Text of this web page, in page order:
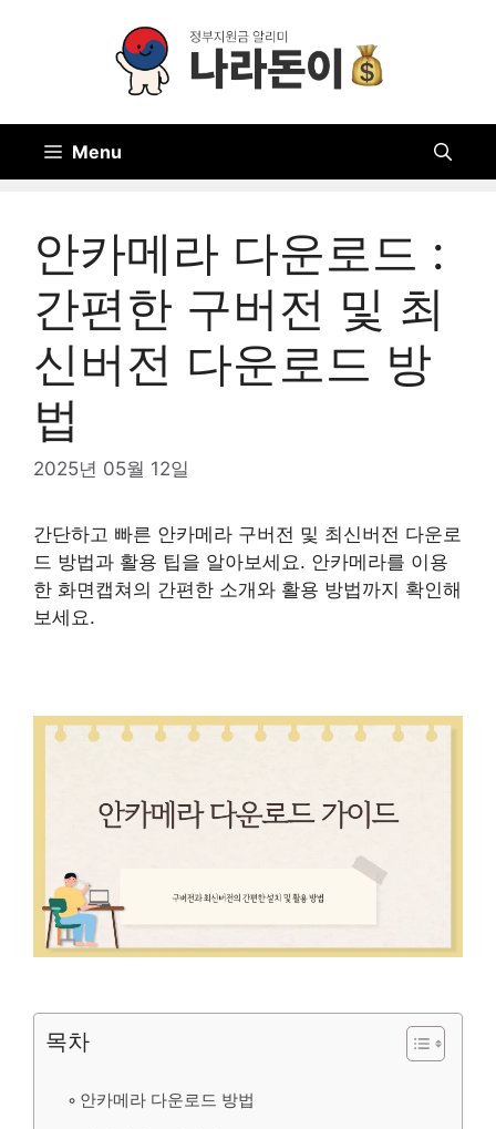
Menu
안카메라 다운로드 :
간편한 구버전 및 최
신버전 다운로드 방
법
2025년 05월 12일
간단하고 빠른 안카메라 구버전 및 최신버전 다운로
드 방법과 활용 팁을 알아보세요. 안카메라를 이용
한 화면캡쳐의 간편한 소개와 활용 방법까지 확인해
보세요.
목차
안카메라 다운로드 방법